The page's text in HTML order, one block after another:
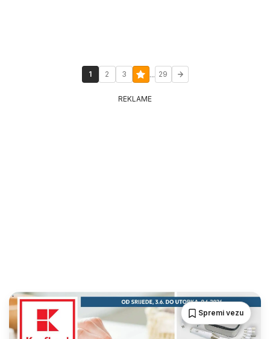
1 2 3 ... 29
REKLAME
Spremi vezu